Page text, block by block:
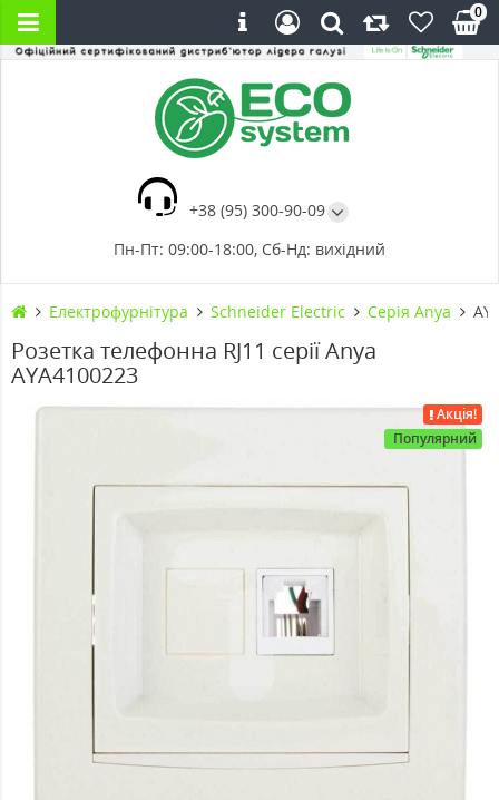
+38 (95) 300-90-09
Пн-Пт: 09:00-18:00, Сб-Нд: вихідний
0
Електрофурнітура Schneider Electric Cерія Anya
Розетка телефонна RJ11 серії Anya
AYA4100223
Акція!
Популярний